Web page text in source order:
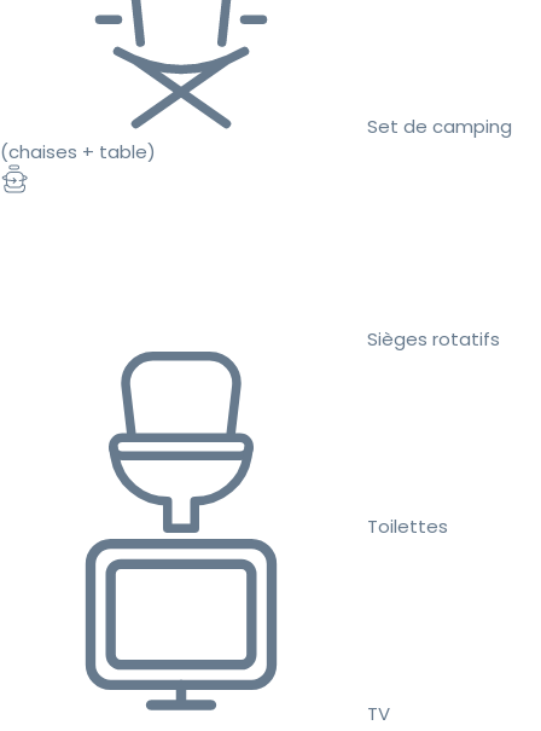
Set de camping
(chaises + table)
Sièges rotatifs
Toilettes
TV